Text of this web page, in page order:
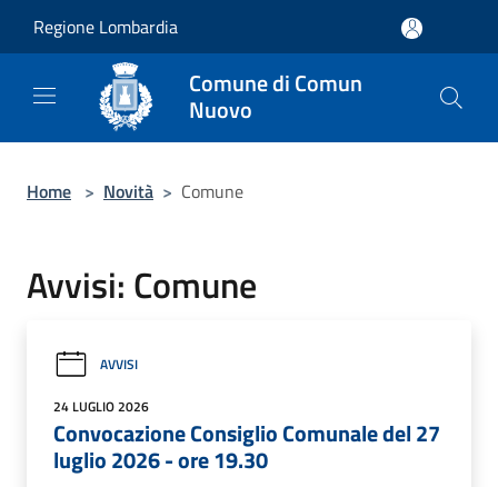
Regione Lombardia
Comune di Comun
Nuovo
Home > Novità > Comune
Avvisi: Comune
AVVISI
24 LUGLIO 2026
Convocazione Consiglio Comunale del 27
luglio 2026 - ore 19.30